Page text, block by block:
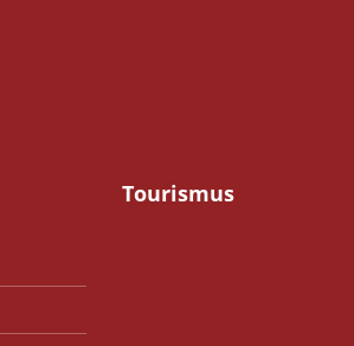
Tourismus